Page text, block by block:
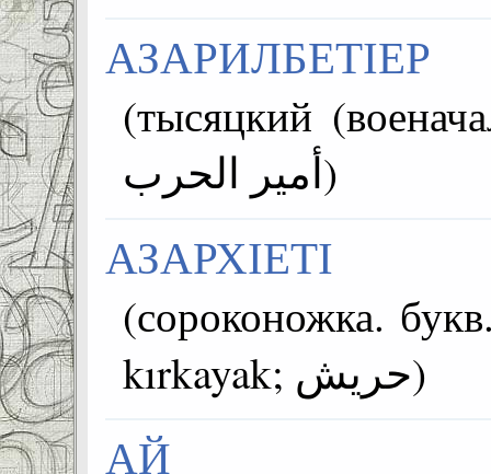
АЗАРИЛБЕТІЕР
(тысяцкий
أمير الحرب)
АЗАРХІЕТІ
(сороконожка.
kırkayak; حريش)
АЙ